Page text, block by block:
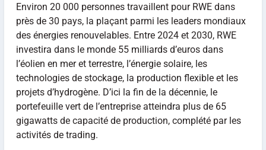
Environ 20 000 personnes travaillent pour RWE dans
près de 30 pays, la plaçant parmi les leaders mondiaux
des énergies renouvelables. Entre 2024 et 2030, RWE
investira dans le monde 55 milliards d’euros dans
l’éolien en mer et terrestre, l’énergie solaire, les
technologies de stockage, la production flexible et les
projets d’hydrogène. D’ici la fin de la décennie, le
portefeuille vert de l’entreprise atteindra plus de 65
gigawatts de capacité de production, complété par les
activités de trading.